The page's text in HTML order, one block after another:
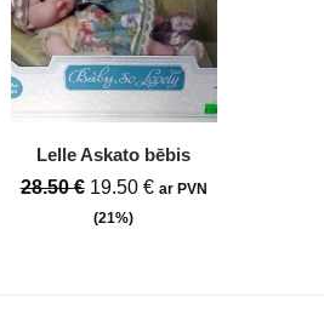
Lelle Askato bēbis
28.50€ 19.50 € ar PVN
(21%)